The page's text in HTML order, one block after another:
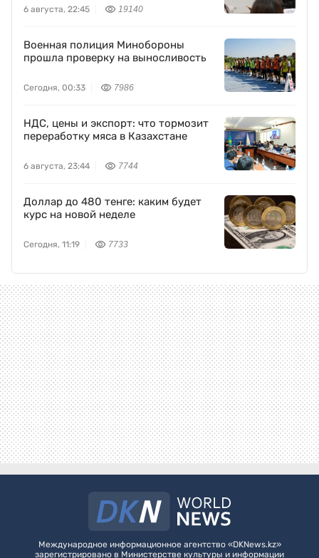
6 августа, 22:45 19140
Военная полиция Минобороны
прошла проверку на выносливость
Сегодня, 00:33 7986
НДС, цены и экспорт: что тормозит
переработку мяса в Казахстане
6 августа, 23:44 7744
Доллар до 480 тенге: каким будет
курс на новой неделе
Сегодня, 11:19 7733
Международное информационное агентство «DKNews.kz»
зарегистрировано в Министерстве культуры и информации